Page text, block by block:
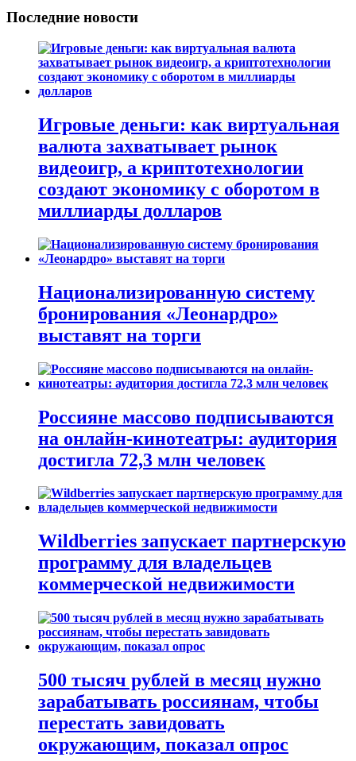
Последние новости
Игровые деньги: как виртуальная
валюта захватывает рынок
видеоигр, а криптотехнологии
создают экономику с оборотом в
миллиарды долларов
Национализированную систему
бронирования «Леонардро»
выставят на торги
Россияне массово подписываются
на онлайн-кинотеатры: аудитория
достигла 72,3 млн человек
Wildberries запускает партнерскую
программу для владельцев
коммерческой недвижимости
500 тысяч рублей в месяц нужно
зарабатывать россиянам, чтобы
перестать завидовать
окружающим, показал опрос